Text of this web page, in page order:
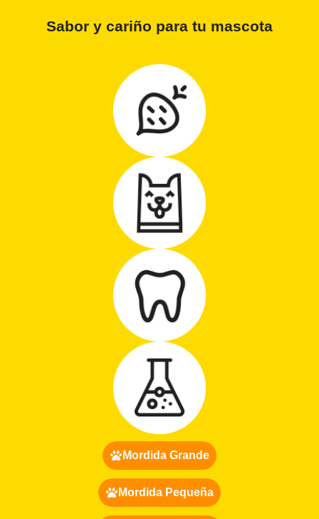
Sabor y cariño para tu mascota
Mordida Grande
Mordida Pequeña